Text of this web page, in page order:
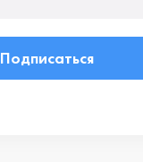
Подписаться